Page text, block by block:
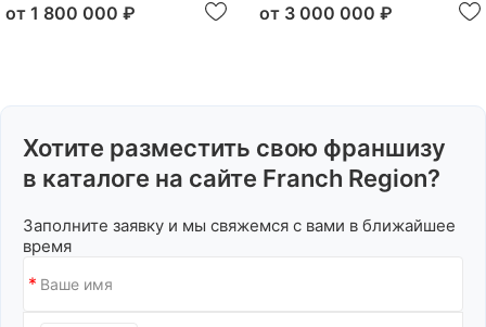
от 1 800 000 ₽ от 3 000 000 ₽
Хотите разместить свою франшизу
в каталоге на сайте Franch Region?
Заполните заявку и мы свяжемся с вами в ближайшее
время